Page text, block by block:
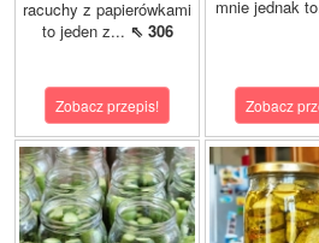
racuchy z papierówkami
to jeden z... ⇖ 306
Zobacz przepis!
mnie jednak
Zobacz